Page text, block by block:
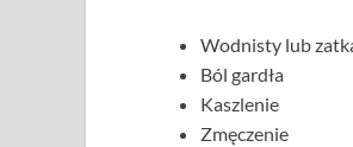
Wodnisty lub
Ból gardła
Kaszlenie
Zmęczenie